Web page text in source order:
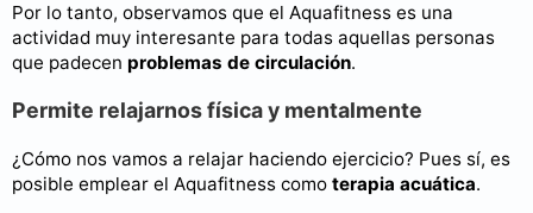
Por lo tanto, observamos que el Aquafitness es una
actividad muy interesante para todas aquellas personas
que padecen problemas de circulación.
Permite relajarnos física y mentalmente
¿Cómo nos vamos a relajar haciendo ejercicio? Pues sí, es
posible emplear el Aquafitness como terapia acuática.